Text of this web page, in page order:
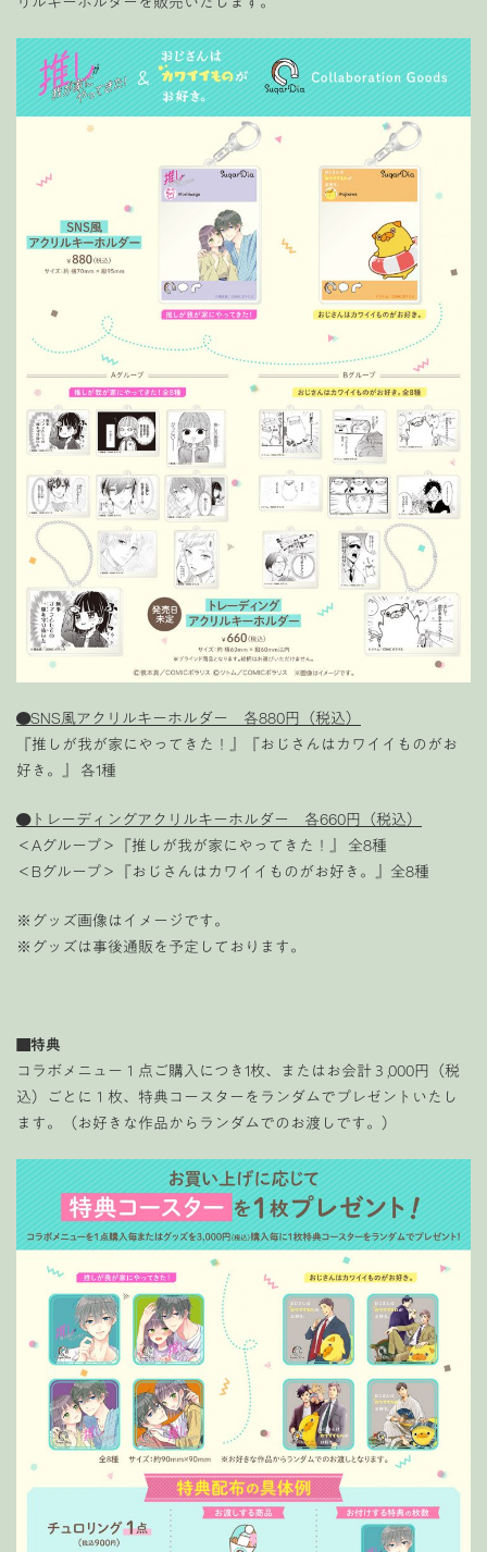
●SNS風アクリルキーホルダー 各880円（税込）
『推しが我が家にやってきた！』『おじさんはカワイイものがお
好き。』 各1種
●トレーディングアクリルキーホルダー 各660円（税込）
＜Aグループ＞『推しが我が家にやってきた！』 全8種
＜Bグループ＞『おじさんはカワイイものがお好き。』全8種
※グッズ画像はイメージです。
※グッズは事後通販を予定しております。
■特典
コラボメニュー１点ご購入につき1枚、またはお会計３,000円（税
込）ごとに１枚、特典コースターをランダムでプレゼントいたし
ます。（お好きな作品からランダムでのお渡しです。）